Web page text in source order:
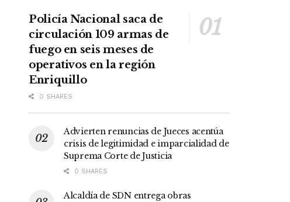
Policía Nacional saca de
circulación 109 armas de
fuego en seis meses de
operativos en la región
Enriquillo
0 SHARES
Advierten renuncias de Jueces acentúa
crisis de legitimidad e imparcialidad de
Suprema Corte de Justicia
0 SHARES
Alcaldía de SDN entrega obras